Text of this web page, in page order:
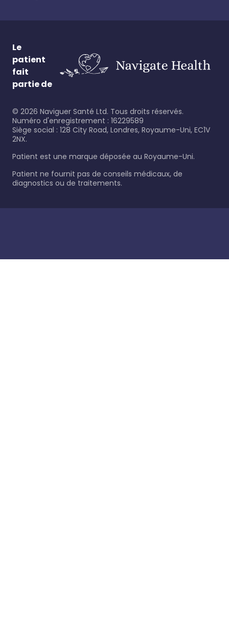
Le
patient
fait
partie de
© 2026 Naviguer Santé Ltd. Tous droits réservés.
Numéro d'enregistrement : 16229589
Siège social : 128 City Road, Londres, Royaume-Uni, EC1V
2NX.
Patient est une marque déposée au Royaume-Uni.
Patient ne fournit pas de conseils médicaux, de
diagnostics ou de traitements.